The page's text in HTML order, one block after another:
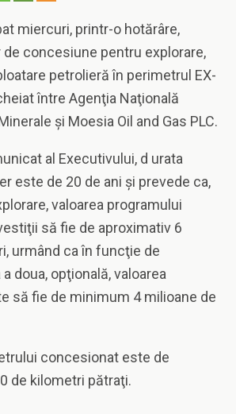
miercuri, printr-o hotărâre,
concesiune pentru explorare,
petrolieră în perimetrul EX-
între Agenţia Naţională
şi Moesia Oil and Gas PLC.
al Executivului, d urata
este de 20 de ani şi prevede ca,
valoarea programului
să fie de aproximativ 6
urmând ca în funcţie de
doua, opţională, valoarea
să fie de minimum 4 milioane de
concesionat este de
de kilometri pătraţi.